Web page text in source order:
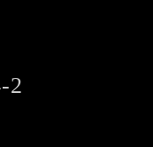
-2